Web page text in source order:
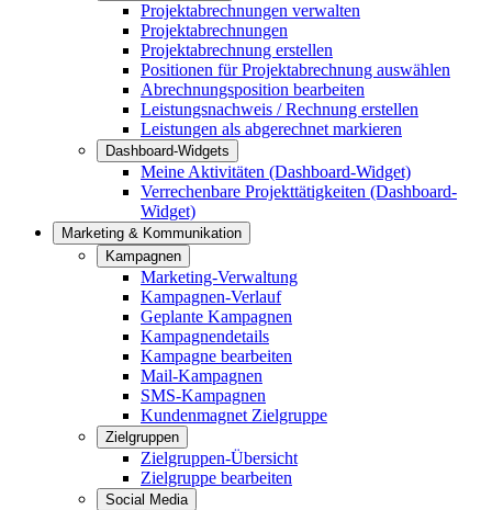
Projektabrechnungen verwalten
Projektabrechnungen
Projektabrechnung erstellen
Positionen für Projektabrechnung auswählen
Abrechnungsposition bearbeiten
Leistungsnachweis / Rechnung erstellen
Leistungen als abgerechnet markieren
Dashboard-Widgets
Meine Aktivitäten (Dashboard-Widget)
Verrechenbare Projekttätigkeiten (Dashboard-
Widget)
Marketing & Kommunikation
Kampagnen
Marketing-Verwaltung
Kampagnen-Verlauf
Geplante Kampagnen
Kampagnendetails
Kampagne bearbeiten
Mail-Kampagnen
SMS-Kampagnen
Kundenmagnet Zielgruppe
Zielgruppen
Zielgruppen-Übersicht
Zielgruppe bearbeiten
Social Media